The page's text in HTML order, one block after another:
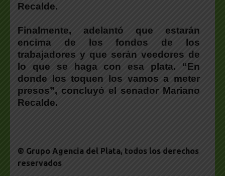
Recalde.
Finalmente, adelantó que estarán
encima de los fondos de los
trabajadores y que serán veedores de
lo que se haga con esa plata. “En
donde los toquen los vamos a meter
presos”, concluyó el senador Mariano
Recalde.
© Grupo Agencia del Plata, todos los derechos
reservados